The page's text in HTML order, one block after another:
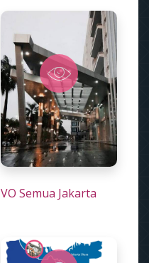
VO Semua Jakarta